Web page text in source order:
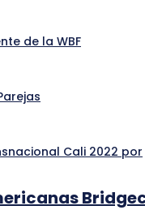
de la WBF
Cali 2022 por